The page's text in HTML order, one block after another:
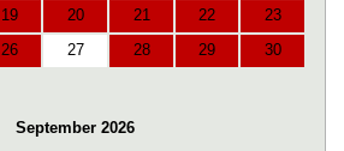
19 20 21 22
23
26 27 28 29
30
September 2026